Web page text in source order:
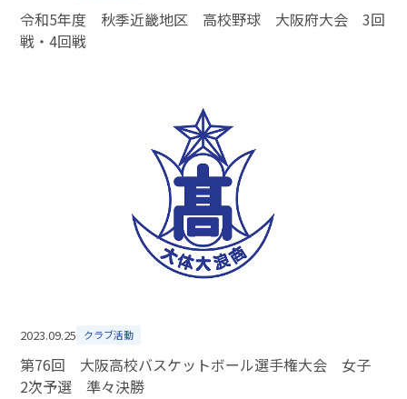
令和5年度 秋季近畿地区 高校野球 大阪府大会 3回
戦・4回戦
2023.09.25 クラブ活動
第76回 大阪高校バスケットボール選手権大会 女子
2次予選 準々決勝